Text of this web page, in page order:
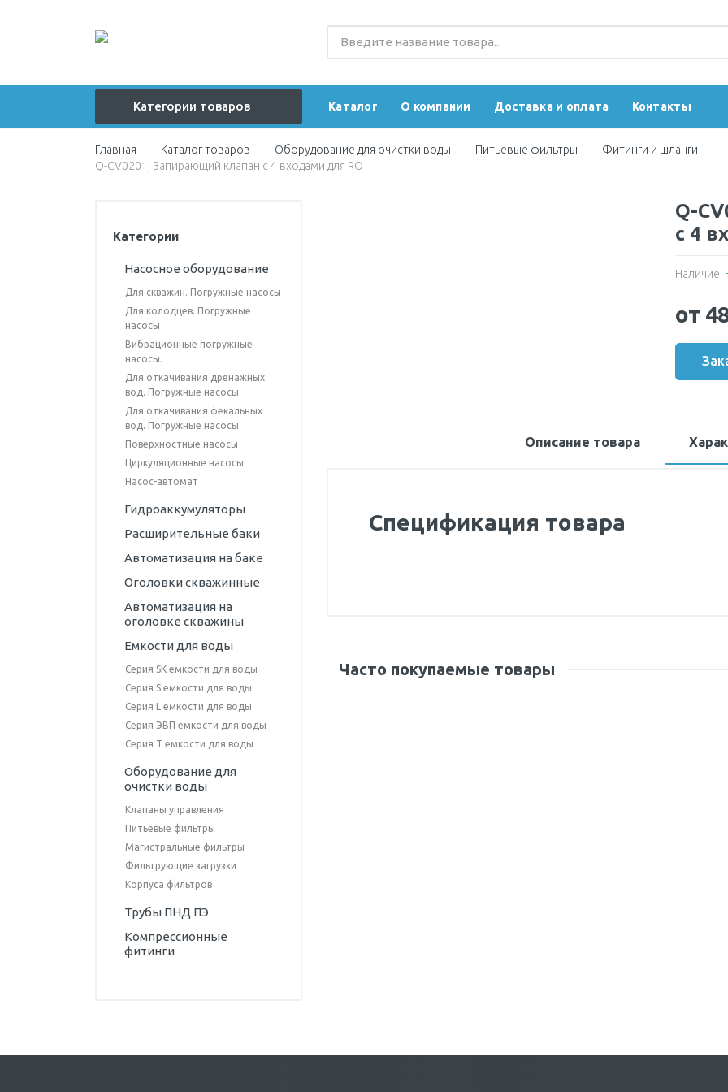
Насосное оборудование
Оголовки скважинные
Автоматизация на оголовке
скважины
Емкости для воды
Оборудование для очистки
воды
Трубы ПНД ПЭ
Категории товаров Каталог О компании Доставка и оплата Контакты
Главная Каталог товаров Оборудование для очистки воды Питьевые фильтры
Фитинги и шланги
Q-CV0201, Запирающий клапан с 4 входами для RO
Категории
Насосное оборудование
Для скважин. Погружные насосы
Для колодцев. Погружные
насосы
Вибрационные погружные
насосы.
Для откачивания дренажных
вод. Погружные насосы
Для откачивания фекальных
вод. Погружные насосы
Поверхностные насосы
Циркуляционные насосы
Насос-автомат
Гидроаккумуляторы
Расширительные баки
Автоматизация на баке
Оголовки скважинные
Автоматизация на
оголовке скважины
Емкости для воды
Серия SK емкости для воды
Серия S емкости для воды
Серия L емкости для воды
Серия ЭВП емкости для воды
Серия T емкости для воды
Оборудование для
очистки воды
Клапаны управления
Питьевые фильтры
Магистральные фильтры
Фильтрующие загрузки
Корпуса фильтров
Трубы ПНД ПЭ
Компрессионные
фитинги
Q-
с 4
Наличие:
от
Описание товара
Спецификация товара
Часто покупаемые товары